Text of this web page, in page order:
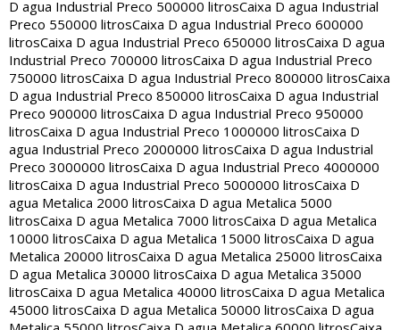
D agua Industrial Preco 500000 litrosCaixa D agua Industrial
Preco 550000 litrosCaixa D agua Industrial Preco 600000
litrosCaixa D agua Industrial Preco 650000 litrosCaixa D agua
Industrial Preco 700000 litrosCaixa D agua Industrial Preco
750000 litrosCaixa D agua Industrial Preco 800000 litrosCaixa
D agua Industrial Preco 850000 litrosCaixa D agua Industrial
Preco 900000 litrosCaixa D agua Industrial Preco 950000
litrosCaixa D agua Industrial Preco 1000000 litrosCaixa D
agua Industrial Preco 2000000 litrosCaixa D agua Industrial
Preco 3000000 litrosCaixa D agua Industrial Preco 4000000
litrosCaixa D agua Industrial Preco 5000000 litrosCaixa D
agua Metalica 2000 litrosCaixa D agua Metalica 5000
litrosCaixa D agua Metalica 7000 litrosCaixa D agua Metalica
10000 litrosCaixa D agua Metalica 15000 litrosCaixa D agua
Metalica 20000 litrosCaixa D agua Metalica 25000 litrosCaixa
D agua Metalica 30000 litrosCaixa D agua Metalica 35000
litrosCaixa D agua Metalica 40000 litrosCaixa D agua Metalica
45000 litrosCaixa D agua Metalica 50000 litrosCaixa D agua